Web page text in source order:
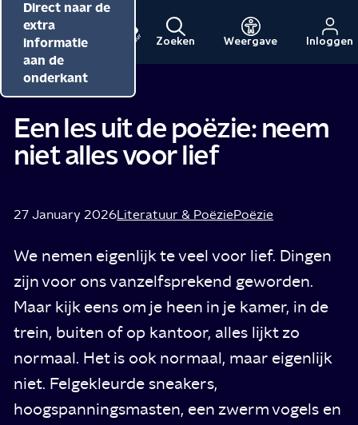
Direct naar de
inhoud
Direct naar de
hoofdnavigatie
Direct naar de
extra
informatie
aan de
onderkant
Menu
Naar
de
NPO
beginpagina
NPO
Zoeken Weergave Inloggen
Tip vanSiep Klein
Een les uit de poëzie: neem
niet alles voor lief
27 January 2026Literatuur & PoëziePoëzie
We nemen eigenlijk te veel voor lief. Dingen
zijn voor ons vanzelfsprekend geworden.
Maar kijk eens om je heen in je kamer, in de
trein, buiten of op kantoor, alles lijkt zo
normaal. Het is ook normaal, maar eigenlijk
niet. Felgekleurde sneakers,
hoogspanningsmasten, een zwerm vogels en